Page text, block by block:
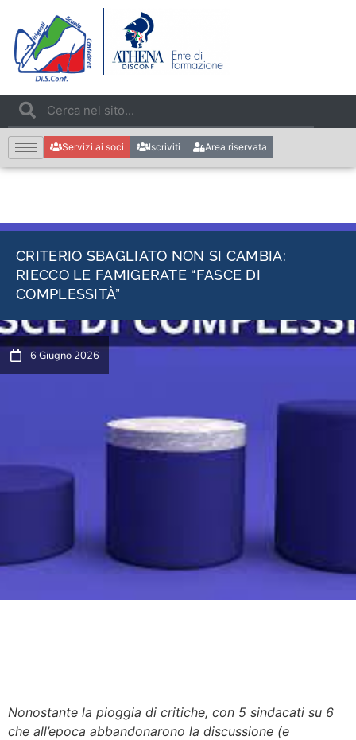
Servizi ai soci Iscriviti Area riservata
CRITERIO SBAGLIATO NON SI CAMBIA:
RIECCO LE FAMIGERATE “FASCE DI
COMPLESSITÀ”
6 Giugno 2026
Nonostante la pioggia di critiche, con 5 sindacati su 6
che all’epoca abbandonarono la discussione (e